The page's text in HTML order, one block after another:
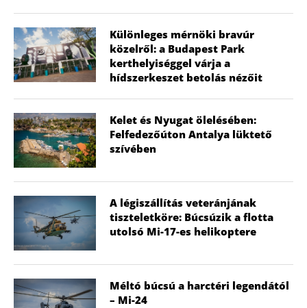
Különleges mérnöki bravúr
közelről: a Budapest Park
kerthelyiséggel várja a
hídszerkeszet betolás nézőit
Kelet és Nyugat ölelésében:
Felfedezőúton Antalya lüktető
szívében
A légiszállítás veteránjának
tiszteletköre: Búcsúzik a flotta
utolsó Mi-17-es helikoptere
Méltó búcsú a harctéri legendától
– Mi-24